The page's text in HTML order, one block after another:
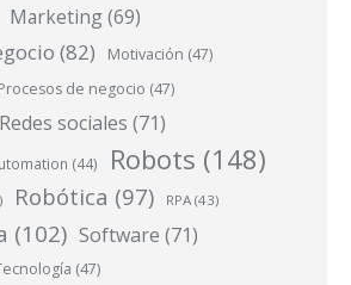
Marketing (69)
(82) Motivación (47)
de negocio (47)
Redes sociales (71)
(44) Robots (148)
Robótica (97) RPA (43)
(102) Software (71)
(47)